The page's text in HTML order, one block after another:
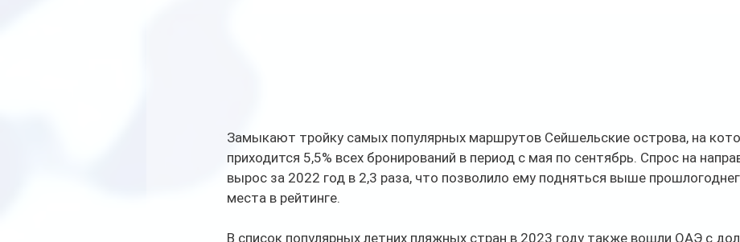
Замыкают тройку самых популярных маршрутов Сейшельские острова, на
приходится 5,5% всех бронирований в период с мая по сентябрь. Спрос на
вырос за 2022 год в 2,3 раза, что позволило ему подняться выше
места в рейтинге.
В список популярных летних пляжных стран в 2023 году также вошли ОАЭ с